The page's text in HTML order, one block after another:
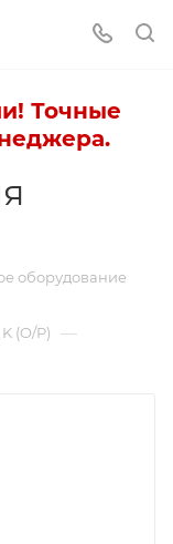
Точные
оборудование
(O/P) —